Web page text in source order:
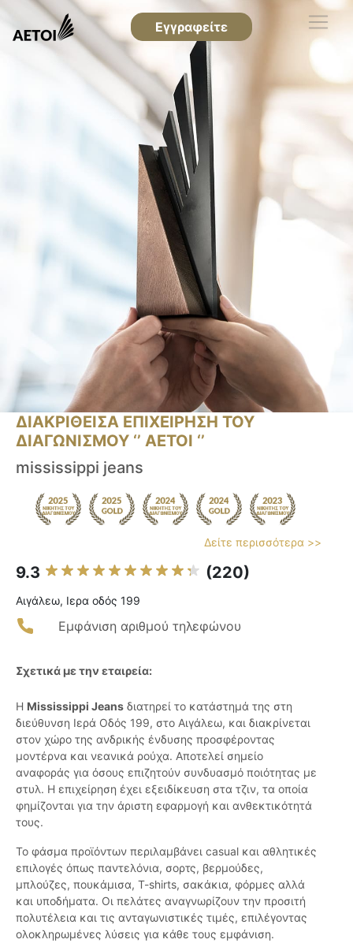
Εγγραφείτε
ΔΙΑΚΡΙΘΕΙΣΑ ΕΠΙΧΕΙΡΗΣΗ ΤΟΥ
ΔΙΑΓΩΝΙΣΜΟΥ ‘’ ΑΕΤΟΙ ‘’
mississippi jeans
Δείτε περισσότερα >>
9.3 (220)
Αιγάλεω, Ιερα οδός 199
Εμφάνιση αριθμού τηλεφώνου
Σχετικά με την εταιρεία:
Η Mississippi Jeans διατηρεί το κατάστημά της στη
διεύθυνση Ιερά Οδός 199, στο Αιγάλεω, και διακρίνεται
στον χώρο της ανδρικής ένδυσης προσφέροντας
μοντέρνα και νεανικά ρούχα. Αποτελεί σημείο
αναφοράς για όσους επιζητούν συνδυασμό ποιότητας με
στυλ. Η επιχείρηση έχει εξειδίκευση στα τζιν, τα οποία
φημίζονται για την άριστη εφαρμογή και ανθεκτικότητά
τους.
Το φάσμα προϊόντων περιλαμβάνει casual και αθλητικές
επιλογές όπως παντελόνια, σορτς, βερμούδες,
μπλούζες, πουκάμισα, T-shirts, σακάκια, φόρμες αλλά
και υποδήματα. Οι πελάτες αναγνωρίζουν την προσιτή
πολυτέλεια και τις ανταγωνιστικές τιμές, επιλέγοντας
ολοκληρωμένες λύσεις για κάθε τους εμφάνιση.